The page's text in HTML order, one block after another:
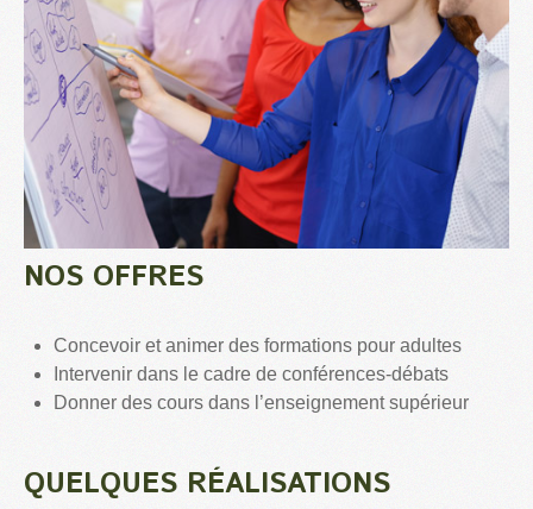
NOS OFFRES
Concevoir et animer des formations pour adultes
Intervenir dans le cadre de conférences-débats
Donner des cours dans l’enseignement supérieur
QUELQUES RÉALISATIONS